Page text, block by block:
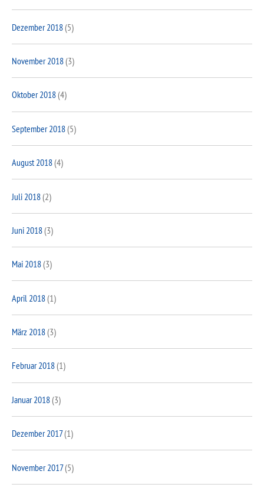
Dezember 2018(5)
November 2018(3)
Oktober 2018(4)
September 2018(5)
August 2018(4)
Juli 2018(2)
Juni 2018(3)
Mai 2018(3)
April 2018(1)
März 2018(3)
Februar 2018(1)
Januar 2018(3)
Dezember 2017(1)
November 2017(5)